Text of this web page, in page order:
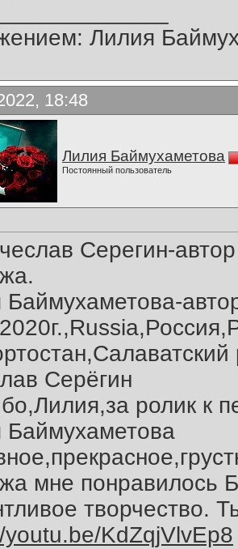
Лилия
18:48
Лилия Баймухаметова
Постоянный пользователь
Серегин-
Серёгин
ролик к
Баймухаметова
мне понравилось
творчество.
youtu.be/KdZqjVlvEp8